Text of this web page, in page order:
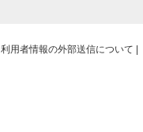
利用者情報の外部送信について